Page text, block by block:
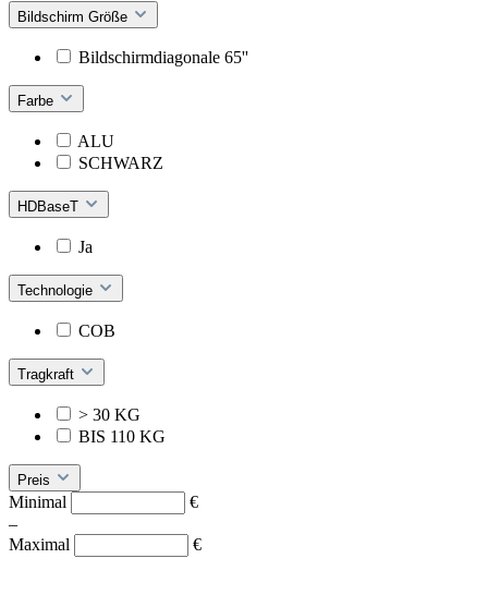
Bildschirm Größe
Bildschirmdiagonale 65''
Farbe
ALU
SCHWARZ
HDBaseT
Ja
Technologie
COB
Tragkraft
> 30 KG
BIS 110 KG
Preis
Minimal
€
–
Maximal
€